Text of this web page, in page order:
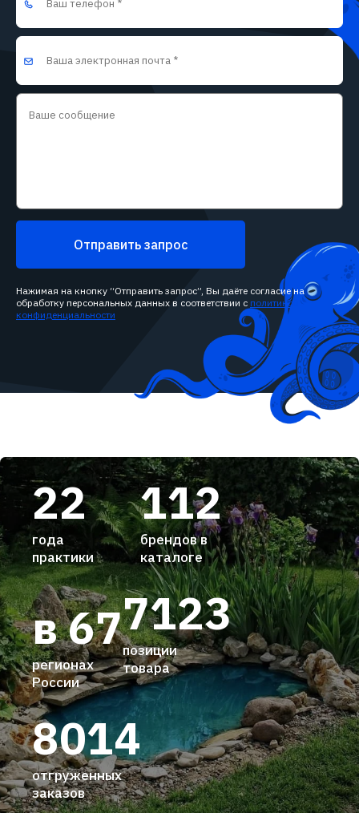
Отправить запрос
Нажимая на кнопку “Отправить запрос”, Вы даёте согласие на
обработку персональных данных в соответствии с политикой
конфиденциальности
22
года
практики
112
брендов в
каталоге
7123
позиции
товара
8014
отгруженных
заказов
в 67
регионах
России